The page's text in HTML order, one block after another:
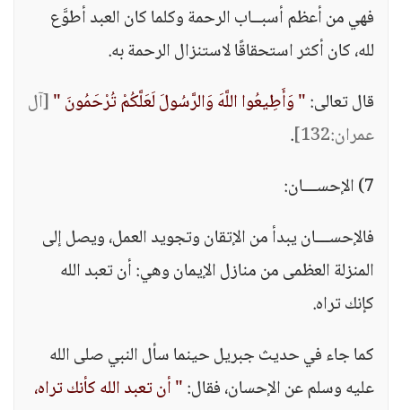
فهي من أعظم أسبــاب الرحمة وكلما كان العبد أطوَّع
لله، كان أكثر استحقاقًا لاستنزال الرحمة به.
قال تعالى:" وَأَطِيعُوا اللَّهَ وَالرَّسُولَ لَعَلَّكُمْ تُرْحَمُونَ "[آل
عمران:132]
.
7) الإحســـان:
فالإحســـان يبدأ من الإتقان وتجويد العمل، ويصل إلى
المنزلة العظمى من منازل الإيمان وهي: أن تعبد الله
كإنك تراه.
كما جاء في حديث جبريل حينما سأل النبي صلى الله
عليه وسلم عن الإحسان، فقال:" أن تعبد الله كأنك تراه،